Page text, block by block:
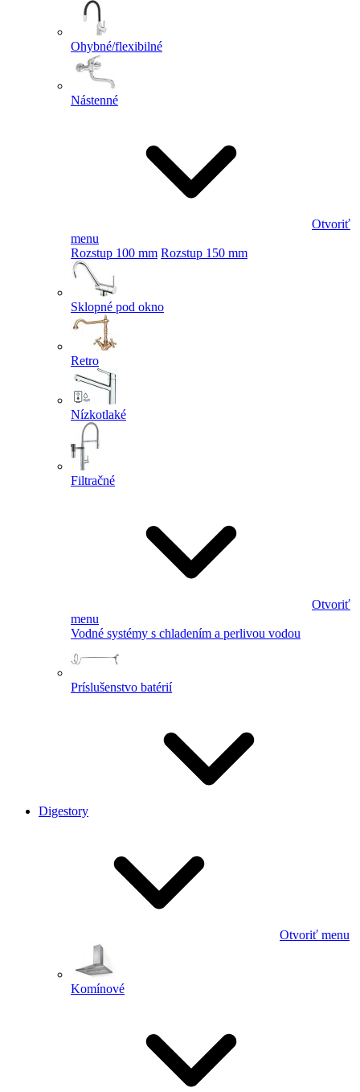
Ohybné/flexibilné
Nástenné
Otvoriť
menu
Rozstup 100 mm Rozstup 150 mm
Sklopné pod okno
Retro
Nízkotlaké
Filtračné
Otvoriť
menu
Vodné systémy s chladením a perlivou vodou
Príslušenstvo batérií
Digestory
Otvoriť menu
Komínové